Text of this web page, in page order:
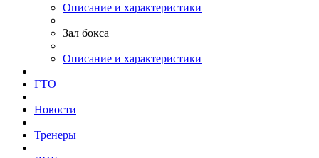
Описание и характеристики
Зал бокса
Описание и характеристики
ГТО
Новости
Тренеры